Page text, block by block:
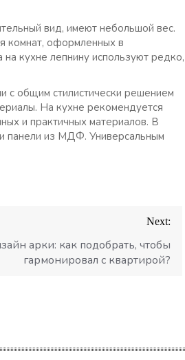
вид, имеют небольшой вес.
комнат, оформленных в
кухне лепнину используют редко,
с общим стилистически решением
На кухне рекомендуется
и практичных материалов. В
панели из МДФ. Универсальным
Next:
арки: как подобрать, чтобы
гармонировал с квартирой?